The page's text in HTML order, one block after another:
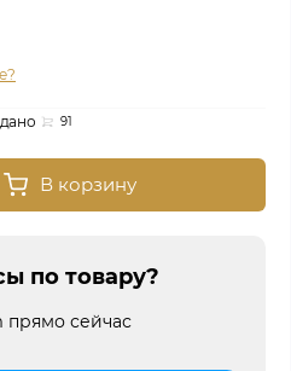
91
В корзину
по товару?
сейчас